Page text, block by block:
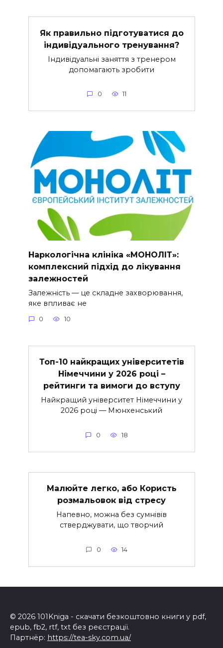
Як правильно підготуватися до
індивідуального тренування?
Індивідуальні заняття з тренером
допомагають зробити
0 11
Наркологічна клініка «МОНОЛІТ»:
комплексний підхід до лікування
залежностей
Залежність — це складне захворювання,
яке впливає не
0 10
Топ-10 найкращих університетів
Німеччини у 2026 році –
рейтинги та вимоги до вступу
Найкращий університет Німеччини у
2026 році — Мюнхенський
0 18
Малюйте легко, або Користь
розмальовок від стресу
Напевно, можна без сумнівів
стверджувати, що творчий
0 14
© 2026 101Kniga - скачати безкоштовно книги у pdf,
epub, fb2, rtf, txt без реєстрації.
Партнёр: https://tea-sky.com.ua/